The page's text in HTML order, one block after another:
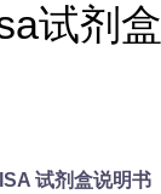
试剂盒
试剂盒说明书